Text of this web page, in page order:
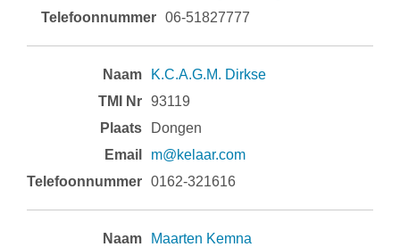
06-51827777
K.C.A.G.M. Dirkse
93119
Dongen
m@kelaar.com
0162-321616
Maarten Kemna